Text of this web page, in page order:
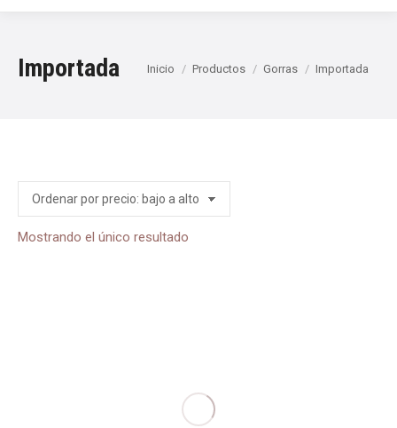
Importada Estás aquí:
Inicio Productos Gorras Importada
Mostrando el único resultado